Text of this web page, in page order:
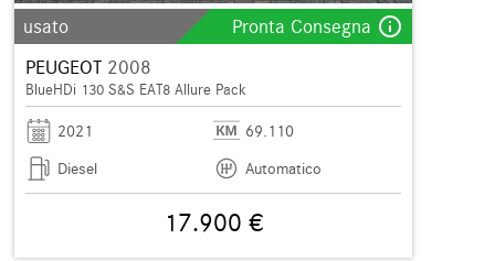
usato Pronta Consegna info_outline
PEUGEOT 2008
BlueHDi 130 S&S EAT8 Allure Pack
2021
69.110
Diesel
Automatico
17.900 €